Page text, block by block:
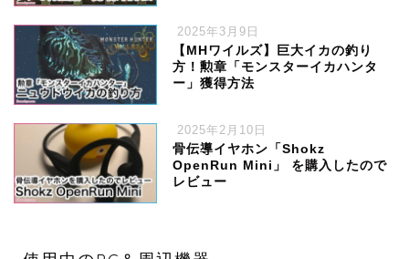
2025年3月9日
【MHワイルズ】巨大イカの釣り
方！勲章「モンスターイカハンタ
ー」獲得方法
2025年2月10日
骨伝導イヤホン「Shokz
OpenRun Mini」 を購入したので
レビュー